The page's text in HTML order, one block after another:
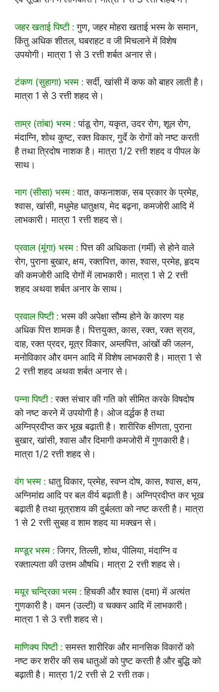
जहर खताई पिष्टी : गुण, जहर मोहरा खताई भस्म के समान,
किंतु अधिक शीतल, घबराहट व जी मिचलाने में विशेष
उपयोगी। मात्रा 1 से 3 रत्ती शर्बत अनार से।
टंकण (सुहागा) भस्म : सर्दी, खांसी में कफ को बाहर लाती है।
मात्रा 1 से 3 रत्ती शहद से।
ताम्र (तांबा) भस्म : पांडू रोग, यकृत, उदर रोग, शूल रोग,
मंदाग्नि, शोथ कुष्ट, रक्त विकार, गुर्दे के रोगों को नष्ट करती
है तथा त्रिदोष नाशक है। मात्रा 1/2 रत्ती शहद व पीपल के
साथ।
नाग (सीसा) भस्म : वात, कफनाशक, सब प्रकार के प्रमेह,
श्वास, खांसी, मधुमेह धातुक्षय, मेद बढ़ना, कमजोरी आदि में
लाभकारी। मात्रा 1 रत्ती शहद से।
प्रवाल (मूंगा) भस्म : पित्त की अधिकता (गर्मी) से होने वाले
रोग, पुराना बुखार, क्षय, रक्तपित्त, कास, श्वास, प्रमेह, हृदय
की कमजोरी आदि रोगों में लाभकारी। मात्रा 1 से 2 रत्ती
शहद अथवा शर्बत अनार के साथ।
प्रवाल पिष्टी : भस्म की अपेक्षा सौम्य होने के कारण यह
अधिक पित्त शामक है। पित्तयुक्त, कास, रक्त, रक्त स्राव,
दाह, रक्त प्रदर, मूत्र विकार, अम्लपित्त, आंखों की जलन,
मनोविकार और वमन आदि में विशेष लाभकारी है। मात्रा 1 से
2 रत्ती शहद अथवा शर्बत अनार से।
पन्ना पिष्टी : रक्त संचार की गति को सीमित करके विषदोष
को नष्ट करने में उपयोगी है। ओज वर्द्धक है तथा
अग्निप्रदीप्त कर भूख बढ़ाती है। शारीरिक क्षीणता, पुराना
बुखार, खांसी, श्वास और दिमागी कमजोरी में गुणकारी है।
मात्रा 1/2 रत्ती शहद से।
वंग भस्म : धातु विकार, प्रमेह, स्वप्न दोष, कास, श्वास, क्षय,
अग्निमांद्य आदि पर बल वीर्य बढ़ाती है। अग्निप्रदीप्त कर भूख
बढ़ाती है तथा मूत्राशय की दुर्बलता को नष्ट करती है। मात्रा
1 से 2 रत्ती सुबह व शाम शहद या मक्खन से।
मण्डूर भस्म : जिगर, तिल्ली, शोथ, पीलिया, मंदाग्नि व
रक्ताल्पता की उत्तम औषधि। मात्रा 2 रत्ती शहद से।
मयूर चन्द्रिका भस्म : हिचकी और श्वास (दमा) में अत्यंत
गुणकारी है। वमन (उल्टी) व चक्कर आदि में लाभकारी।
मात्रा 1 से 3 रत्ती शहद से।
माणिक्य पिष्टी : समस्त शारीरिक और मानसिक विकारों को
नष्ट कर शरीर की सब धातुओं को पुष्ट करती है और बुद्धि को
बढ़ाती है। मात्रा 1/2 रत्ती से 2 रत्ती तक।